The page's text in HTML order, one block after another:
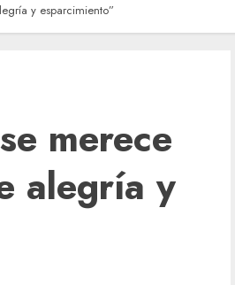
y esparcimiento”
merece
alegría y